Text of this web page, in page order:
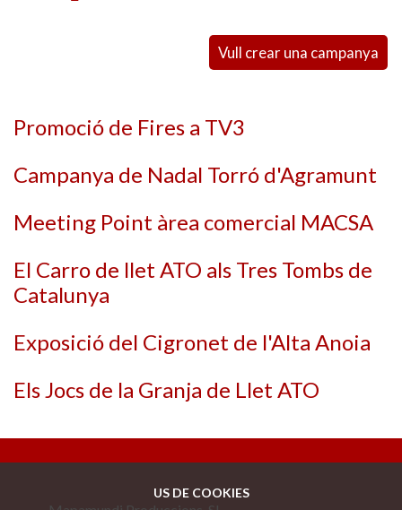
US DE COOKIES
Vull crear una campanya
Promoció de Fires a TV3
Campanya de Nadal Torró d'Agramunt
Meeting Point àrea comercial MACSA
El Carro de llet ATO als Tres Tombs de
Catalunya
Exposició del Cigronet de l'Alta Anoia
Els Jocs de la Granja de Llet ATO